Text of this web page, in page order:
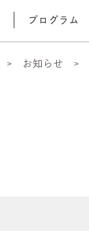
プログラム
お知らせ